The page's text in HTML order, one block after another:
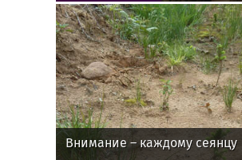
Внимание – каждому сеянцу